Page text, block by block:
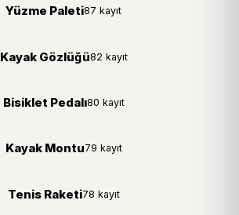
Yüzme Paleti87 kayıt
Kayak Gözlüğü82 kayıt
Bisiklet Pedalı80 kayıt
Kayak Montu79 kayıt
Tenis Raketi78 kayıt